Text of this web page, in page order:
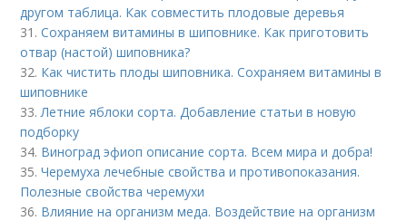
другом таблица. Как совместить плодовые деревья
31.Сохраняем витамины в шиповнике. Как приготовить
отвар (настой) шиповника?
32. Как чистить плоды шиповника. Сохраняем витамины в
шиповнике
33.Летние яблоки сорта. Добавление статьи в новую
подборку
34. Виноград эфиоп описание сорта. Всем мира и добра!
35.Черемуха лечебные свойства и противопоказания.
Полезные свойства черемухи
36. Влияние на организм меда. Воздействие на организм